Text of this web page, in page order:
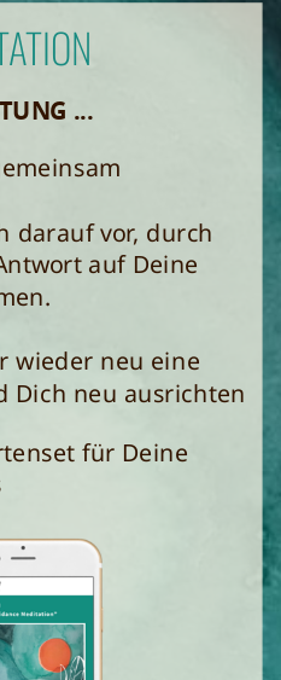
...
darauf vor, durch
auf Deine
wieder neu eine
Dich neu ausrichten
für Deine